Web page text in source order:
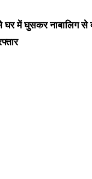
में घुसकर नाबालिग से